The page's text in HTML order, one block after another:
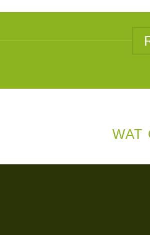
WAT